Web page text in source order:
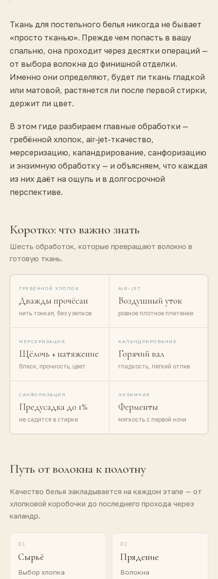
Ткань для постельного белья никогда не бывает
«просто тканью». Прежде чем попасть в вашу
спальню, она проходит через десятки операций —
от выбора волокна до финишной отделки.
Именно они определяют, будет ли ткань гладкой
или матовой, растянется ли после первой стирки,
держит ли цвет.
В этом гиде разбираем главные обработки —
гребённой хлопок, air-jet-ткачество,
мерсеризацию, каландрирование, санфоризацию
и энзимную обработку — и объясняем, что каждая
из них даёт на ощупь и в долгосрочной
перспективе.
Коротко: что важно знать
Шесть обработок, которые превращают волокно в
готовую ткань.
ГРЕБЁННОЙ ХЛОПОК
Дважды прочёсан
нить тонкая, без узелков
AIR-JET
Воздушный уток
ровное плотное плетение
МЕРСЕРИЗАЦИЯ
Щёлочь + натяжение
блеск, прочность, цвет
КАЛАНДРИРОВАНИЕ
Горячий вал
гладкость, лёгкий отлив
САНФОРИЗАЦИЯ
Предусадка до 1%
не садится в стирке
ЭНЗИМНАЯ
Ферменты
мягкость с первой ночи
Путь от волокна к полотну
Качество белья закладывается на каждом этапе — от
хлопковой коробочки до последнего прохода через
каландр.
01
Сырьё
Выбор хлопка
02
Прядение
Волокна